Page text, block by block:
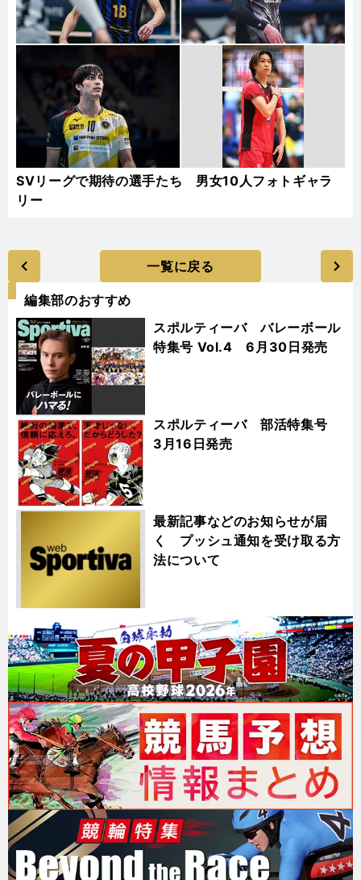
SVリーグで期待の選手たち 男女10人フォトギャラ
リー
一覧に戻る
編集部のおすすめ
スポルティーバ バレーボール
特集号 Vol.4 6月30日発売
スポルティーバ 部活特集号
3月16日発売
最新記事などのお知らせが届
く プッシュ通知を受け取る方
法について